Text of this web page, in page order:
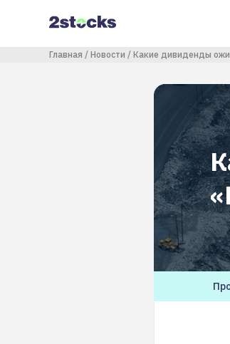
содержанию
Строка навигации
Главная Новости Какие дивиденды